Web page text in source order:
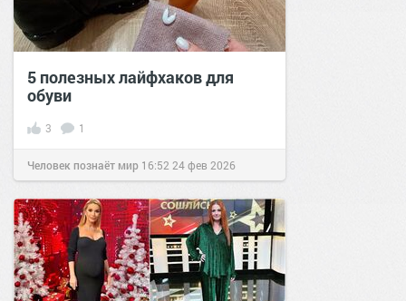
5 полезных лайфхаков для
обуви
3 1
Человек познаёт мир 16:52 24 фев 2026